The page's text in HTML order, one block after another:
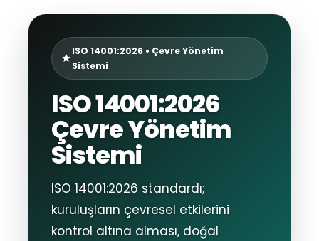
ISO 14001:2026 • Çevre Yönetim
Sistemi
ISO 14001:2026
Çevre Yönetim
Sistemi
ISO 14001:2026 standardı;
kuruluşların çevresel etkilerini
kontrol altına alması, doğal